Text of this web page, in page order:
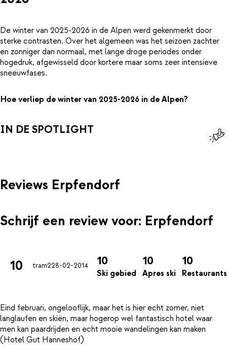
De winter van 2025-2026 in de Alpen werd gekenmerkt door
sterke contrasten. Over het algemeen was het seizoen zachter
en zonniger dan normaal, met lange droge periodes onder
hogedruk, afgewisseld door kortere maar soms zeer intensieve
sneeuwfases.
Hoe verliep de winter van 2025-2026 in de Alpen?
IN DE SPOTLIGHT
Reviews Erpfendorf
Schrijf een review voor: Erpfendorf
10 tram228-02-2014 10
Ski gebied
10
Apres ski
10
Restaurants
Eind februari, ongelooflijk, maar het is hier echt zomer, niet
langlaufen en skiën, maar hogerop wel fantastisch hotel waar
men kan paardrijden en echt mooie wandelingen kan maken